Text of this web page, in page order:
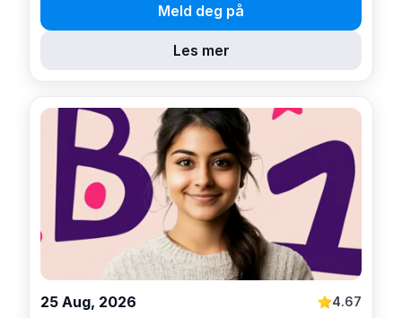
Meld deg på
Les mer
25 Aug, 2026 4.67